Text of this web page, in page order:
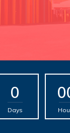
0
Days